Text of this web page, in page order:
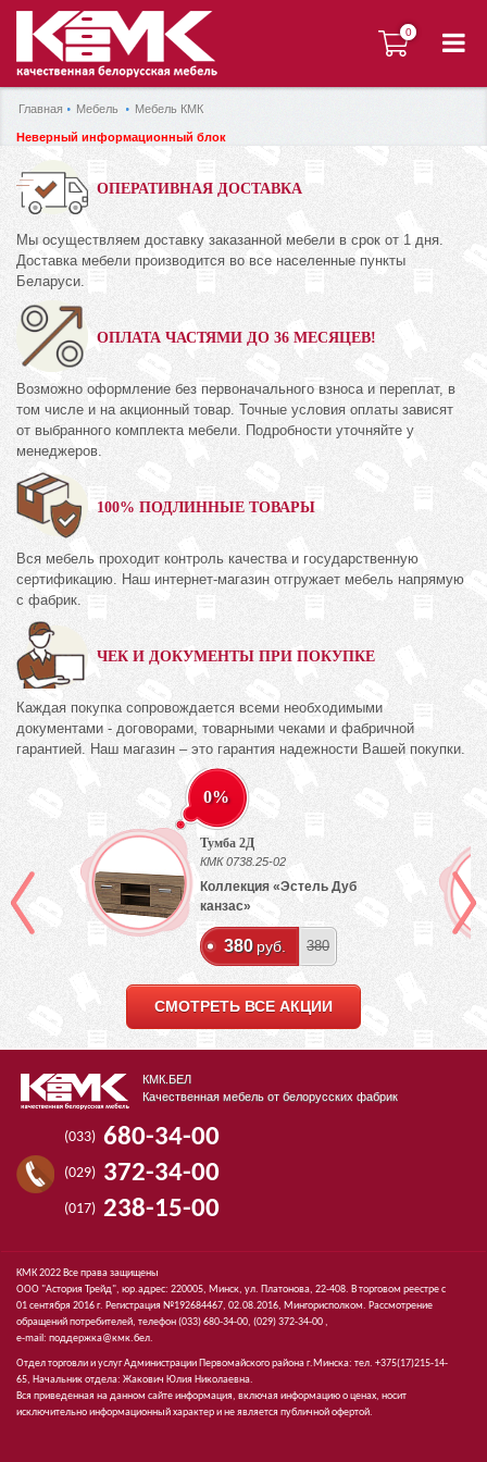
0
0
Главная Мебель Мебель КМК
Неверный информационный блок
ОПЕРАТИВНАЯ ДОСТАВКА
Мы осуществляем доставку заказанной мебели в срок от 1 дня.
Доставка мебели производится во все населенные пункты
Беларуси.
ОПЛАТА ЧАСТЯМИ ДО 36 МЕСЯЦЕВ!
Возможно оформление без первоначального взноса и переплат, в
том числе и на акционный товар. Точные условия оплаты зависят
от выбранного комплекта мебели. Подробности уточняйте у
менеджеров.
100% ПОДЛИННЫЕ ТОВАРЫ
Вся мебель проходит контроль качества и государственную
сертификацию. Наш интернет-магазин отгружает мебель напрямую
с фабрик.
ЧЕК И ДОКУМЕНТЫ ПРИ ПОКУПКЕ
Каждая покупка сопровождается всеми необходимыми
документами - договорами, товарными чеками и фабричной
гарантией. Наш магазин – это гарантия надежности Вашей покупки.
0%
Тумба 2Д
КМК 0738.25-02
Коллекция «Эстель Дуб
канзас»
380 руб. 380
СМОТРЕТЬ ВСЕ АКЦИИ
КМК.БЕЛ
Качественная мебель от белорусских фабрик
(033) 680-34-00
(029) 372-34-00
(017) 238-15-00
КМК 2022 Все права защищены
ООО "Астория Трейд", юр.адрес: 220005, Минск, ул. Платонова, 22-408. В торговом реестре с
01 сентября 2016 г. Регистрация №192684467, 02.08.2016, Мингорисполком. Рассмотрение
обращений потребителей, телефон(033)680-34-00, (029)372-34-00 ,
e-mail: поддержка@кмк.бел.
Отдел торговли и услуг Администрации Первомайского района г.Минска: тел. +375(17)215-14-
65, Начальник отдела: Жакович Юлия Николаевна.
Вся приведенная на данном сайте информация, включая информацию о ценах, носит
исключительно информационный характер и не является публичной офертой.